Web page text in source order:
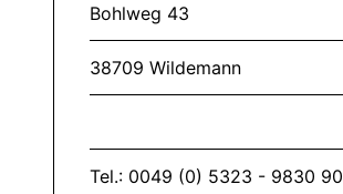
Bohlweg 43
38709 Wildemann
Tel.: 0049 (0) 5323 - 9830 90